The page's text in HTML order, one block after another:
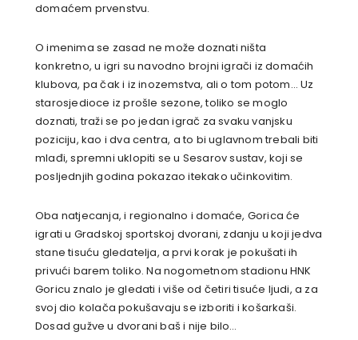
domaćem prvenstvu.
O imenima se zasad ne može doznati ništa
konkretno, u igri su navodno brojni igrači iz domaćih
klubova, pa čak i iz inozemstva, ali o tom potom… Uz
starosjedioce iz prošle sezone, toliko se moglo
doznati, traži se po jedan igrač za svaku vanjsku
poziciju, kao i dva centra, a to bi uglavnom trebali biti
mlađi, spremni uklopiti se u Sesarov sustav, koji se
posljednjih godina pokazao itekako učinkovitim.
Oba natjecanja, i regionalno i domaće, Gorica će
igrati u Gradskoj sportskoj dvorani, zdanju u koji jedva
stane tisuću gledatelja, a prvi korak je pokušati ih
privući barem toliko. Na nogometnom stadionu HNK
Goricu znalo je gledati i više od četiri tisuće ljudi, a za
svoj dio kolača pokušavaju se izboriti i košarkaši.
Dosad gužve u dvorani baš i nije bilo…